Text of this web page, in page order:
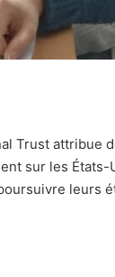
Trust attribue
sur les
leurs